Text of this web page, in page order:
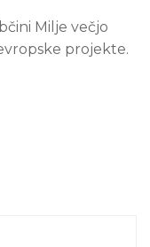
Milje večjo
projekte.